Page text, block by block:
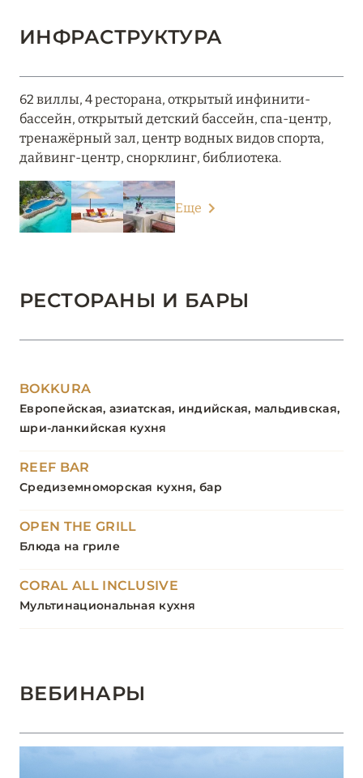
ИНФРАСТРУКТУРА
62 виллы, 4 ресторана, открытый инфинити-
бассейн, открытый детский бассейн, спа-центр,
тренажёрный зал, центр водных видов спорта,
дайвинг-центр, снорклинг, библиотека.
Еще
РЕСТОРАНЫ И БАРЫ
BOKKURA
Европейская, азиатская, индийская, мальдивская,
шри-ланкийская кухня
REEF BAR
Средиземноморская кухня, бар
OPEN THE GRILL
Блюда на гриле
CORAL ALL INCLUSIVE
Мультинациональная кухня
ВЕБИНАРЫ